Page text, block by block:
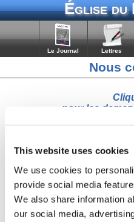
This website uses cookies
We use cookies to
provide social media
We also share information
our social media,
Église du
Le Journal Lettres
Nous
pour les